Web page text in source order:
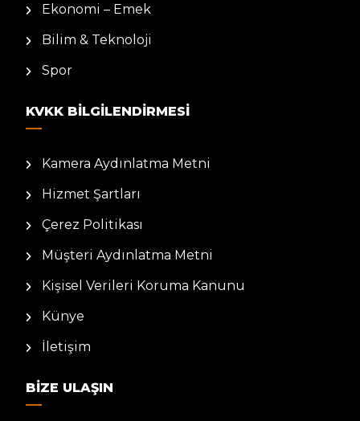
Ekonomi – Emek
Bilim & Teknoloji
Spor
KVKK BILGILENDIRMESI
Kamera Aydınlatma Metni
Hizmet Şartları
Çerez Politikası
Müşteri Aydınlatma Metni
Kişisel Verileri Koruma Kanunu
Künye
İletişim
BIZE ULAŞIN